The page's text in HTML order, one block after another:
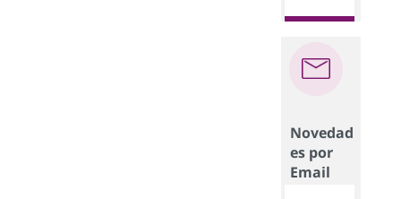
Novedad
es por
Email